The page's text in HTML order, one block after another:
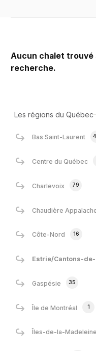
Aucun chalet
recherche.
Les régions du Québec
Bas Saint-Laurent
Centre du Québec
Charlevoix 79
Chaudière
Côte-Nord 16
Estrie/Cantons-
Gaspésie 35
Île de Montréal 1
Îles-de-la-Madeleine